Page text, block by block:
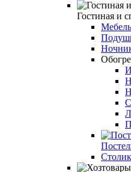
Гостиная и